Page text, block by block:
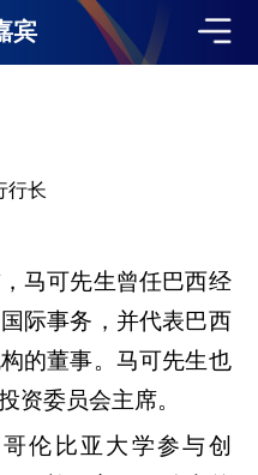
宾
行长
可先生曾任巴西经
际事务，并代表巴西
的董事。马可先生也
资委员会主席。
比亚大学参与创